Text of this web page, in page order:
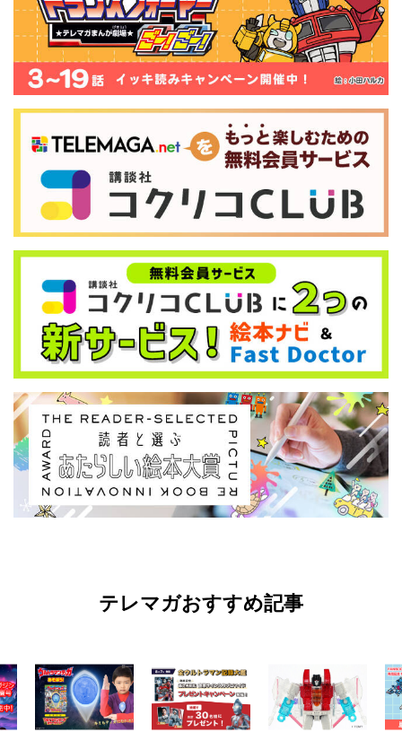
テレマガおすすめ記事